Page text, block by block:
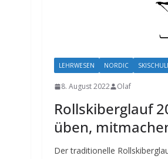
LEHRWESEN NORDIC
8. August 2022 Olaf
Rollskiberglauf
üben,
Der traditionelle